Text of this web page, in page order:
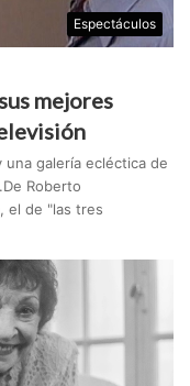
Espectáculos
mejores
galería ecléctica de
Roberto
el de "las tres